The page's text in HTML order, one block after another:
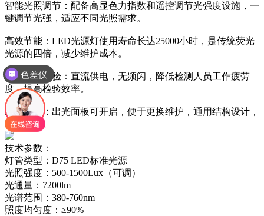
智能光照调节：配备高显色力指数和遥控调节光强度设施，一
键调节光强，适应不同光照需求。
高效节能：LED光源灯使用寿命长达25000小时，是传统荧光
光源的四倍，减少维护成本。
舒适视觉体验：直流供电，无频闪，降低检测人员工作疲劳
度，提高检验效率。
维护简便：出光面板可开启，便于更换维护，通用结构设计，
安装简单。
技术参数：
灯管类型：D75 LED标准光源
光照强度：500-1500Lux（可调）
光通量：7200lm
光谱范围：380-760nm
照度均匀度：≥90%
色差仪